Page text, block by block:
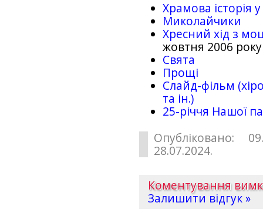
Храмова історія
Миколайчики
Хресний хід з
жовтня 2006 року
Свята
Прощі
Слайд-фільм
та ін.)
25-рiччя Нашої
Опубліковано:
28.07.2024.
Коментування
Залишити відгук »